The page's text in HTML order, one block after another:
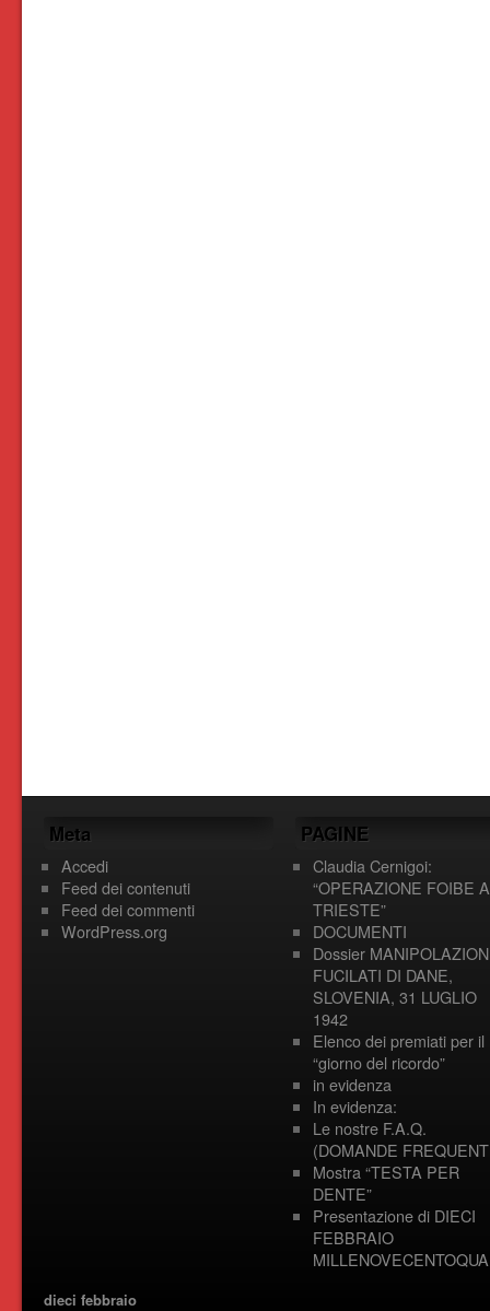
Meta
Accedi
Feed dei contenuti
Feed dei commenti
WordPress.org
PAGINE
Claudia Cernigoi:
“OPERAZIONE FOIBE A
TRIESTE”
DOCUMENTI
Dossier
FUCILATI DI DANE,
SLOVENIA, 31 LUGLIO
1942
Elenco dei premiati per il
“giorno del ricordo”
in evidenza
In evidenza:
Le nostre F.A.Q.
(DOMANDE
Mostra “TESTA PER
DENTE”
Presentazione di DIECI
FEBBRAIO
dieci febbraio